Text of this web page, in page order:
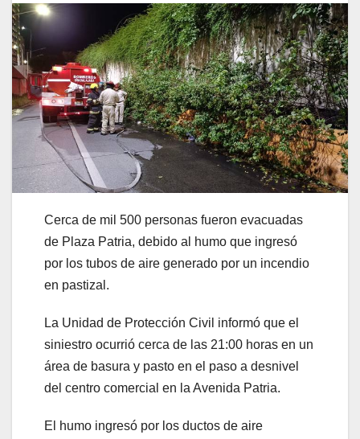
Cerca de mil 500 personas fueron evacuadas
de Plaza Patria, debido al humo que ingresó
por los tubos de aire generado por un incendio
en pastizal.
La Unidad de Protección Civil informó que el
siniestro ocurrió cerca de las 21:00 horas en un
área de basura y pasto en el paso a desnivel
del centro comercial en la Avenida Patria.
El humo ingresó por los ductos de aire